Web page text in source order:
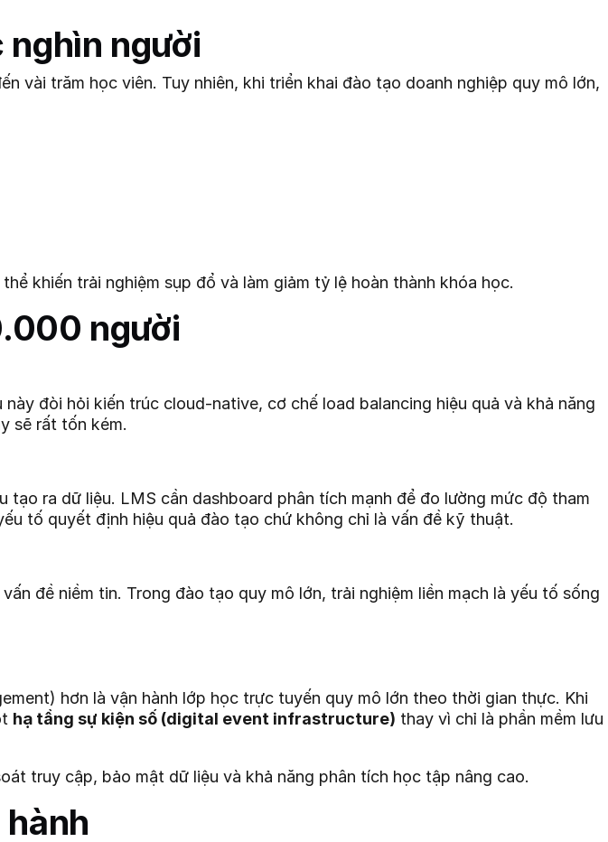
nghìn người
vài trăm học viên. Tuy nhiên, khi triển khai đào tạo doanh nghiệp quy mô lớn,
khiến trải nghiệm sụp đổ và làm giảm tỷ lệ hoàn thành khóa học.
người
đòi hỏi kiến trúc cloud-native, cơ chế load balancing hiệu quả và khả năng
sẽ rất tốn kém.
ra dữ liệu. LMS cần dashboard phân tích mạnh để đo lường mức độ tham
tố quyết định hiệu quả đào tạo chứ không chỉ là vấn đề kỹ thuật.
đề niềm tin. Trong đào tạo quy mô lớn, trải nghiệm liền mạch là yếu tố sống
hơn là vận hành lớp học trực tuyến quy mô lớn theo thời gian thực. Khi
hạ tầng sự kiện số (digital event infrastructure) thay vì chỉ là phần mềm lưu
truy cập, bảo mật dữ liệu và khả năng phân tích học tập nâng cao.